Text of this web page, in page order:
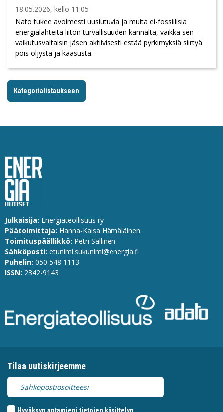
18.05.2026, kello 11:05
Nato tukee avoimesti uusiutuvia ja muita ei-fossiilisia
energialähteitä liiton turvallisuuden kannalta, vaikka sen
vaikutusvaltaisin jäsen aktiivisesti estää pyrkimyksiä siirtyä
pois öljystä ja kaasusta.
Kategorialistaukseen
Julkaisija: Energiateollisuus ry
Päätoimittaja: Hanna-Kaisa Hämäläinen
Toimituspäällikkö: Petri Sallinen
Sähköposti: etunimi.sukunimi@energia.fi
Puhelin: 050 548 1113
ISSN: 2342-9143
Tilaa uutiskirjeemme
Hyväksyn antamieni tietojen käsittelyn